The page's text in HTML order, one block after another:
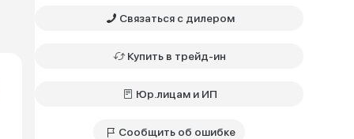
Связаться с дилером
Купить в трейд-ин
Юр.лицам и ИП
Сообщить об ошибке